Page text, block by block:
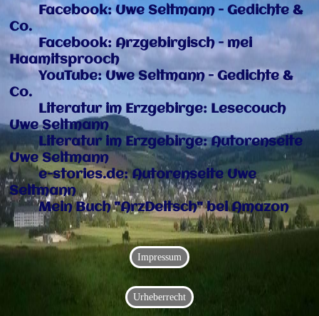
Facebook: Uwe Seltmann - Gedichte &
Co.
Facebook: Arzgebirgisch - mei
Haamitsprooch
YouTube: Uwe Seltmann - Gedichte &
Co.
Literatur im Erzgebirge: Lesecouch
Uwe Seltmann
Literatur im Erzgebirge: Autorenseite
Uwe Seltmann
e-stories.de: Autorenseite Uwe
Seltmann
Mein Buch "ArzDeitsch" bei Amazon
Impressum
Urheberrecht